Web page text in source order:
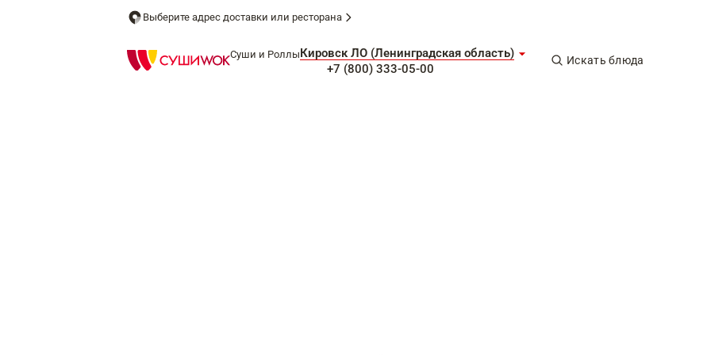
Выберите адрес доставки или ресторана
Суши и РоллыКировск ЛО (Ленинградская область)
+7 (800) 333-05-00
Искать блюда